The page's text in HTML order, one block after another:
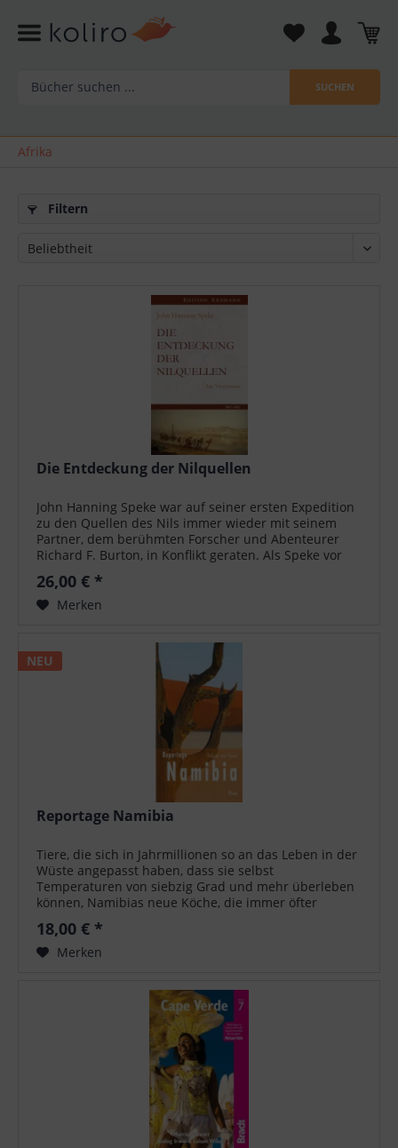
SUCHEN
Afrika
Filtern
Die Entdeckung der Nilquellen
John Hanning Speke war auf seiner ersten Expedition
zu den Quellen des Nils immer wieder mit seinem
Partner, dem berühmten Forscher und Abenteurer
Richard F. Burton, in Konflikt geraten. Als Speke vor
26,00 € *
Merken
NEU
Reportage Namibia
Tiere, die sich in Jahrmillionen so an das Leben in der
Wüste angepasst haben, dass sie selbst
Temperaturen von siebzig Grad und mehr überleben
können, Namibias neue Köche, die immer öfter
Spezialitäten aus dem Wüstenboden für sich...
18,00 € *
Merken